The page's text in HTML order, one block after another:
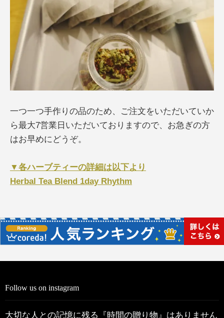
一つ一つ手作りの品のため、ご注文をいただいていか
ら最大7営業日いただいておりますので、お急ぎの方
はお早めにどうぞ。
▼各ハーブティーの詳細は以下より
Herbal Tea Blend 1day Rhythm
Follow us on instagram
大切な人との記憶に残る『時間の贈り物』はありません